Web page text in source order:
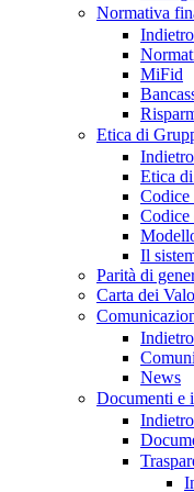
Normativa
Indietro
MiFid
Etica di
Indietro
Etica
Il
Parità di
Carta dei
Indietro
News
Documenti e
Indietro